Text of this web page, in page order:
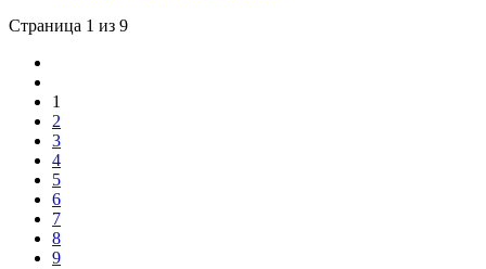
Страница 1 из 9
1
2
3
4
5
6
7
8
9